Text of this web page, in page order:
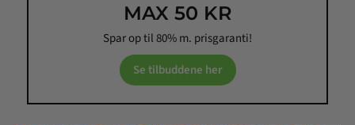
MAX 50 KR
Spar op til 80% m. prisgaranti!
Se tilbuddene her